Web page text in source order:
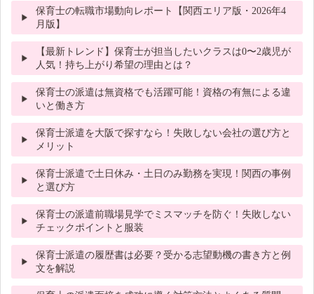
保育士の転職市場動向レポート【関西エリア版・2026年4
月版】
【最新トレンド】保育士が担当したいクラスは0〜2歳児が
人気！持ち上がり希望の理由とは？
保育士の派遣は無資格でも活躍可能！資格の有無による違
いと働き方
保育士派遣を大阪で探すなら！失敗しない会社の選び方と
メリット
保育士派遣で土日休み・土日のみ勤務を実現！関西の事例
と選び方
保育士の派遣前職場見学でミスマッチを防ぐ！失敗しない
チェックポイントと服装
保育士派遣の履歴書は必要？受かる志望動機の書き方と例
文を解説